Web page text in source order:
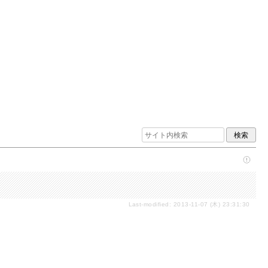
Last-modified: 2013-11-07 (木) 23:31:30